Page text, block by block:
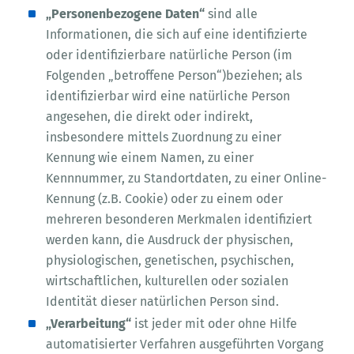
„Personenbezogene Daten“ sind alle
Informationen, die sich auf eine identifizierte
oder identifizierbare natürliche Person (im
Folgenden „betroffene Person“)beziehen; als
identifizierbar wird eine natürliche Person
angesehen, die direkt oder indirekt,
insbesondere mittels Zuordnung zu einer
Kennung wie einem Namen, zu einer
Kennnummer, zu Standortdaten, zu einer Online-
Kennung (z.B. Cookie) oder zu einem oder
mehreren besonderen Merkmalen identifiziert
werden kann, die Ausdruck der physischen,
physiologischen, genetischen, psychischen,
wirtschaftlichen, kulturellen oder sozialen
Identität dieser natürlichen Person sind.
„Verarbeitung“ ist jeder mit oder ohne Hilfe
automatisierter Verfahren ausgeführten Vorgang